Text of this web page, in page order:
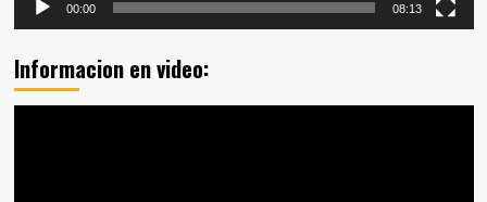
00:00 08:13
Informacion en video: